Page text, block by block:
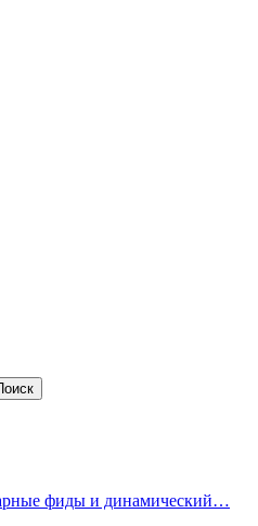
фиды и динамический…